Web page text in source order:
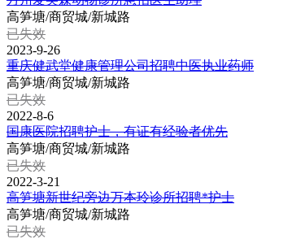
高笋塘/商贸城/新城路
已失效
2023-9-26
重庆健武堂健康管理公司招聘中医执业药师
高笋塘/商贸城/新城路
已失效
2022-8-6
国康医院招聘护士，有证有经验者优先
高笋塘/商贸城/新城路
已失效
2022-3-21
高笋塘新世纪旁边万本玲诊所招聘*护士
高笋塘/商贸城/新城路
已失效